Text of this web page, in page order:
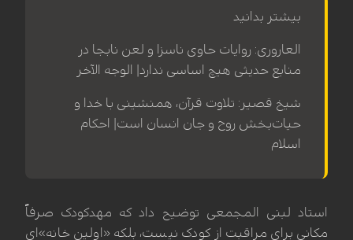
بیشتر بدانید
العاروری: روایات حاوی ناسزا و لعن نابجا در
منابع حدیثی هیچ اساسی ندارد| الوجه الآخر
شیخ قصیر: تلاوت قرآن، همنشینی با خدا و
حیات‌بخش روح و جان انسان است| احکام
اسلام
استاد لبنی المجمعی توضیح داد که مهدکودک صرفاً
مکانی برای مراقبت از کودک نیست، بلکه «اولین خانه»ای